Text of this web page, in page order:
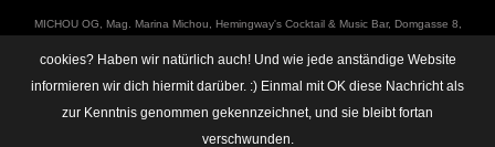
ΜICHOU OG, Mag. Marina Michou, Hemingway's Cocktail & Music Bar, Domgasse 8,
https://linz.bar/marinamichou/ Telefon: 0650 6101820, E-Mail: hemingway@linz.bar,
Öffnungszeiten: Di - Do: 17:30 - 01:00 Uhr, Fr + Sa: 17:30 - 03:00 Uhr. Im Rahmen
unserer Veranstaltungen machen wir immer wieder mal Fotos und Videos. Das
Einverständnis unserer Gäste setzen wir dabei voraus. Sollte dem im Einzelfall nicht
cookies? Haben wir natürlich auch! Und wie jede anständige Website
informieren wir dich hiermit darüber. :) Einmal mit OK diese Nachricht als
zur Kenntnis genommen gekennzeichnet, und sie bleibt fortan
verschwunden.